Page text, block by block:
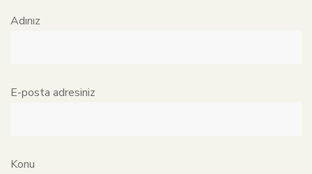
Adınız
E-posta adresiniz
Konu